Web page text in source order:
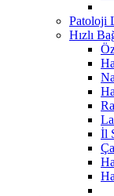
Patoloji
Hızlı
İl